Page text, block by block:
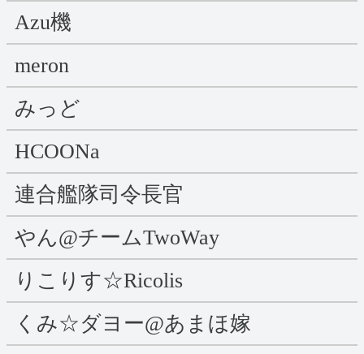
Azu機
meron
みっど
HCOONa
連合艦隊司令長官
やん@チームTwoWay
りこりす☆Ricolis
くみ☆ダヨー@あまほ嫁